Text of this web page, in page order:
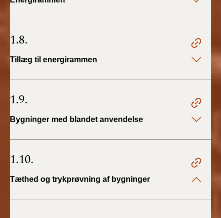
1.8.
Tillæg til energirammen
1.9.
Bygninger med blandet anvendelse
1.10.
Tæthed og trykprøvning af bygninger